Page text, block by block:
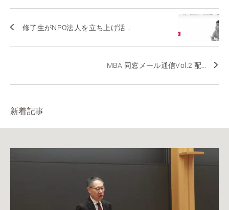
修了生がNPO法人を立ち上げ活...
MBA 同窓メール通信Vol.2 配...
新着記事